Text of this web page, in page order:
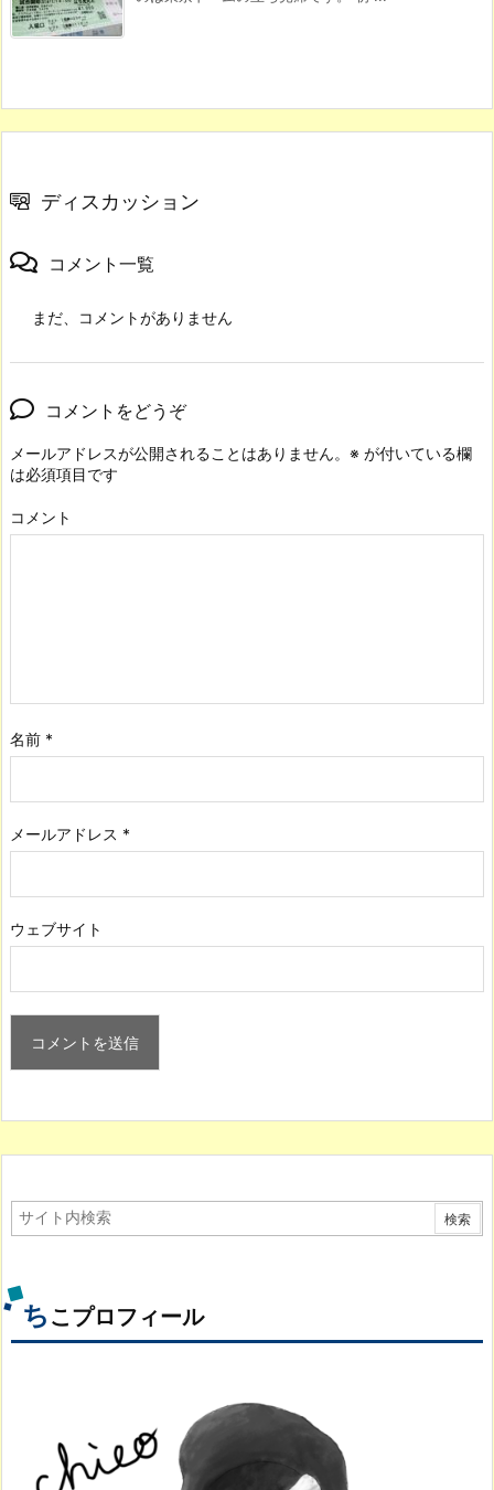
ディスカッション
コメント一覧
まだ、コメントがありません
コメントをどうぞ
メールアドレスが公開されることはありません。 ※ が付いている欄
は必須項目です
コメント
名前 *
メールアドレス *
ウェブサイト
ち こプロフィール